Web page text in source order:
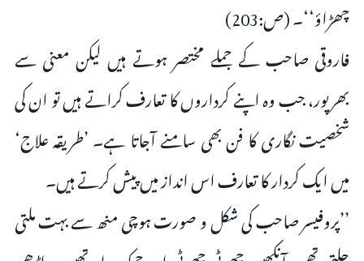
چھڑاؤ‘‘۔ (ص:203)
فاروقی صاحب کے جملے مختصر ہوتے ہیں لیکن معنی سے
بھرپور، جب وہ اپنے کرداروں کا تعارف کراتے ہیں تو ان کی
شخصیت نگاری کا فن بھی سامنے آجاتا ہے۔ ’طریقہ علاج‘
میں ایک کردار کا تعارف اس انداز میں پیش کرتے ہیں۔
’’پروفیسر صاحب کی شکل و صورت ہوچی منھ سے بہت ملتی